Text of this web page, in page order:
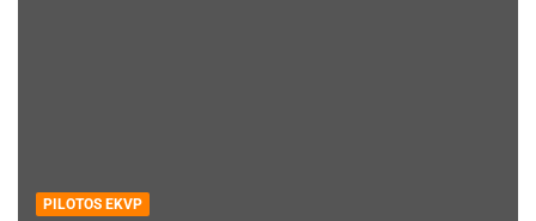
PILOTOS EKVP